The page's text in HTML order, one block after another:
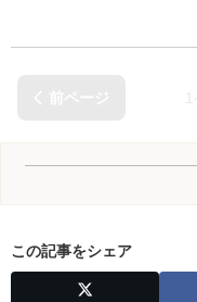
この記事をシェア